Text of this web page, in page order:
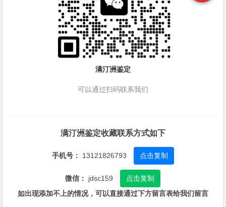
满汀洲鉴定
可以通过扫码联系我们
满汀洲鉴定收藏联系方式如下
手机号： 13121826793 点击复制
微信： jdsc159
点击复制
如出现添加不上的情况，可以直接通过下方留言表给我们留言